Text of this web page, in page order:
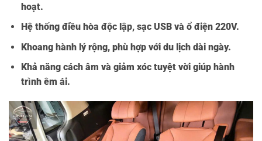
hoạt.
Hệ thống điều hòa độc lập, sạc USB và ổ điện 220V.
Khoang hành lý rộng, phù hợp với du lịch dài ngày.
Khả năng cách âm và giảm xóc tuyệt vời giúp hành
trình êm ái.